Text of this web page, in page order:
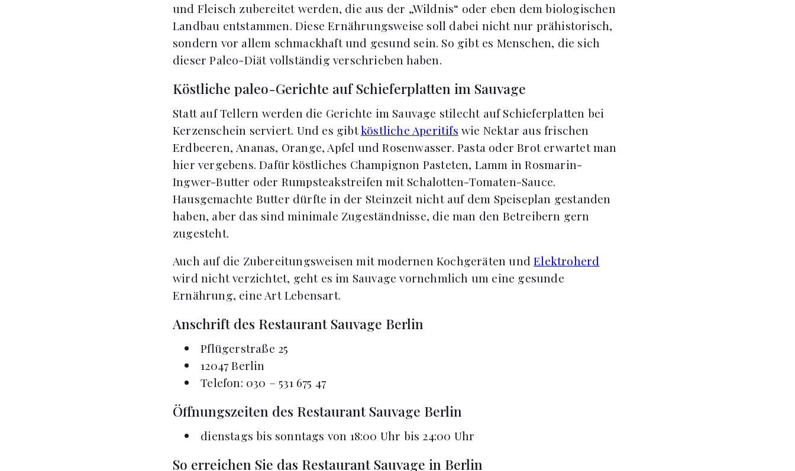
und Fleisch zubereitet werden, die aus der „Wildnis“ oder eben dem biologischen
Landbau entstammen. Diese Ernährungsweise soll dabei nicht nur prähistorisch,
sondern vor allem schmackhaft und gesund sein. So gibt es Menschen, die sich
dieser Paleo-Diät vollständig verschrieben haben.
Köstliche paleo-Gerichte auf Schieferplatten im Sauvage
Statt auf Tellern werden die Gerichte im Sauvage stilecht auf Schieferplatten bei
Kerzenschein serviert. Und es gibtköstliche Aperitifs wie Nektar aus frischen
Erdbeeren, Ananas, Orange, Apfel und Rosenwasser. Pasta oder Brot erwartet man
hier vergebens. Dafür köstliches Champignon Pasteten, Lamm in Rosmarin-
Ingwer-Butter oder Rumpsteakstreifen mit Schalotten-Tomaten-Sauce.
Hausgemachte Butter dürfte in der Steinzeit nicht auf dem Speiseplan gestanden
haben, aber das sind minimale Zugeständnisse, die man den Betreibern gern
zugesteht.
Auch auf die Zubereitungsweisen mit modernen Kochgeräten undElektroherd
wird nicht verzichtet, geht es im Sauvage vornehmlich um eine gesunde
Ernährung, eine Art Lebensart.
Anschrift des Restaurant Sauvage Berlin
Pflügerstraße 25
12047 Berlin
Telefon: 030 – 531 675 47
Öffnungszeiten des Restaurant Sauvage Berlin
dienstags bis sonntags von 18:00 Uhr bis 24:00 Uhr
So erreichen Sie das Restaurant Sauvage in Berlin